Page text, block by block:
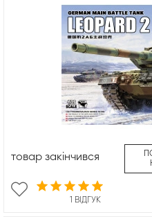
1 ВІДГУК
товар закінчився